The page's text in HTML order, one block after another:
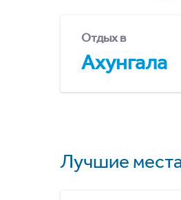
Отдых в
Ахунгала
Лучшие